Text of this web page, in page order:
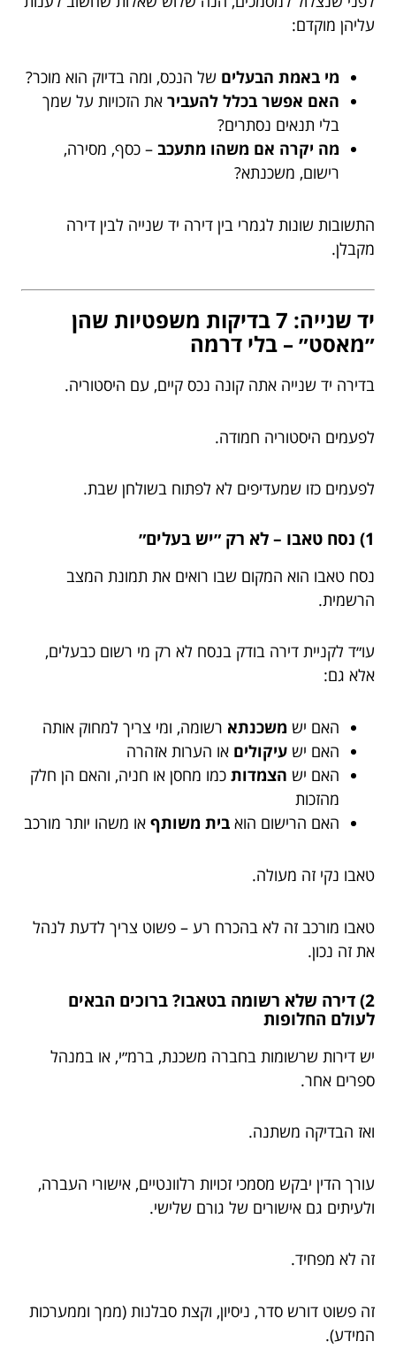
עליהן מוקדם:
מי באמת הבעלים של הנכס, ומה בדיוק הוא מוכר?
האם אפשר בכלל להעביר את הזכויות על שמך
בלי תנאים נסתרים?
מה יקרה אם משהו מתעכב – כסף, מסירה,
רישום, משכנתא?
התשובות שונות לגמרי בין דירה יד שנייה לבין דירה
מקבלן.
יד שנייה: 7 בדיקות משפטיות שהן
״מאסט״ – בלי דרמה
בדירה יד שנייה אתה קונה נכס קיים, עם היסטוריה.
לפעמים היסטוריה חמודה.
לפעמים כזו שמעדיפים לא לפתוח בשולחן שבת.
1) נסח טאבו – לא רק ״יש בעלים״
נסח טאבו הוא המקום שבו רואים את תמונת המצב
הרשמית.
עו״ד לקניית דירה בודק בנסח לא רק מי רשום כבעלים,
אלא גם:
האם יש משכנתא רשומה, ומי צריך למחוק אותה
האם יש עיקולים או הערות אזהרה
האם יש הצמדות כמו מחסן או חניה, והאם הן חלק
מהזכות
האם הרישום הוא בית משותף או משהו יותר מורכב
טאבו נקי זה מעולה.
טאבו מורכב זה לא בהכרח רע – פשוט צריך לדעת לנהל
את זה נכון.
2) דירה שלא רשומה בטאבו? ברוכים הבאים
לעולם החלופות
יש דירות שרשומות בחברה משכנת, ברמ״י, או במנהל
ספרים אחר.
ואז הבדיקה משתנה.
עורך הדין יבקש מסמכי זכויות רלוונטיים, אישורי העברה,
ולעיתים גם אישורים של גורם שלישי.
זה לא מפחיד.
זה פשוט דורש סדר, ניסיון, וקצת סבלנות (ממך וממערכות
המידע).